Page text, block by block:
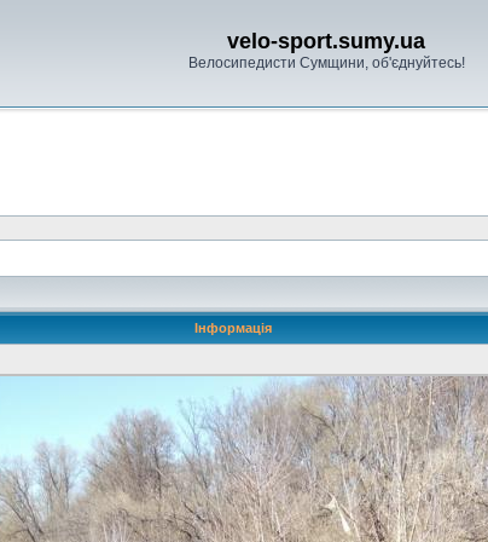
velo-sport.sumy.ua
Велосипедисти Сумщини, об'єднуйтесь!
Інформація